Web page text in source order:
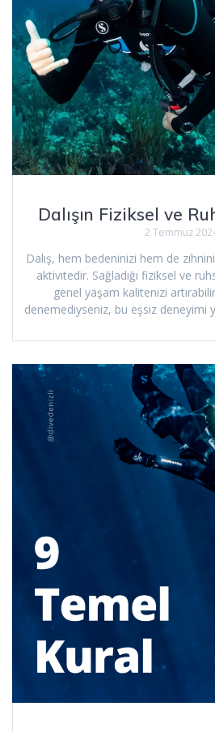
Dalışın Fiziksel ve
2 Temmuz
Dalış, hem bedeninizi hem de
aktivitedir. Sağladığı fiziksel ve
genel yaşam kalitenizi
denemediyseniz, bu eşsiz deneyimi